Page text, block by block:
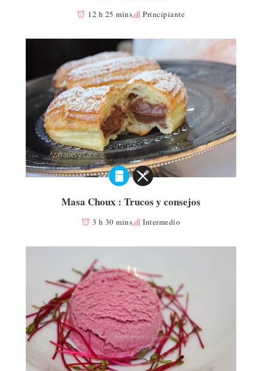
12 h 25 mins Principiante
Masa Choux : Trucos y consejos
3 h 30 mins Intermedio